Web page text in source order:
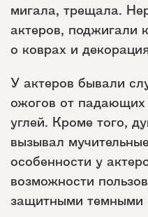
мигала, трещала.
актеров, поджигали
о коврах и
У актеров бывали
ожогов от падающих
углей. Кроме того,
вызывал
особенности у
возможности
защитными темными